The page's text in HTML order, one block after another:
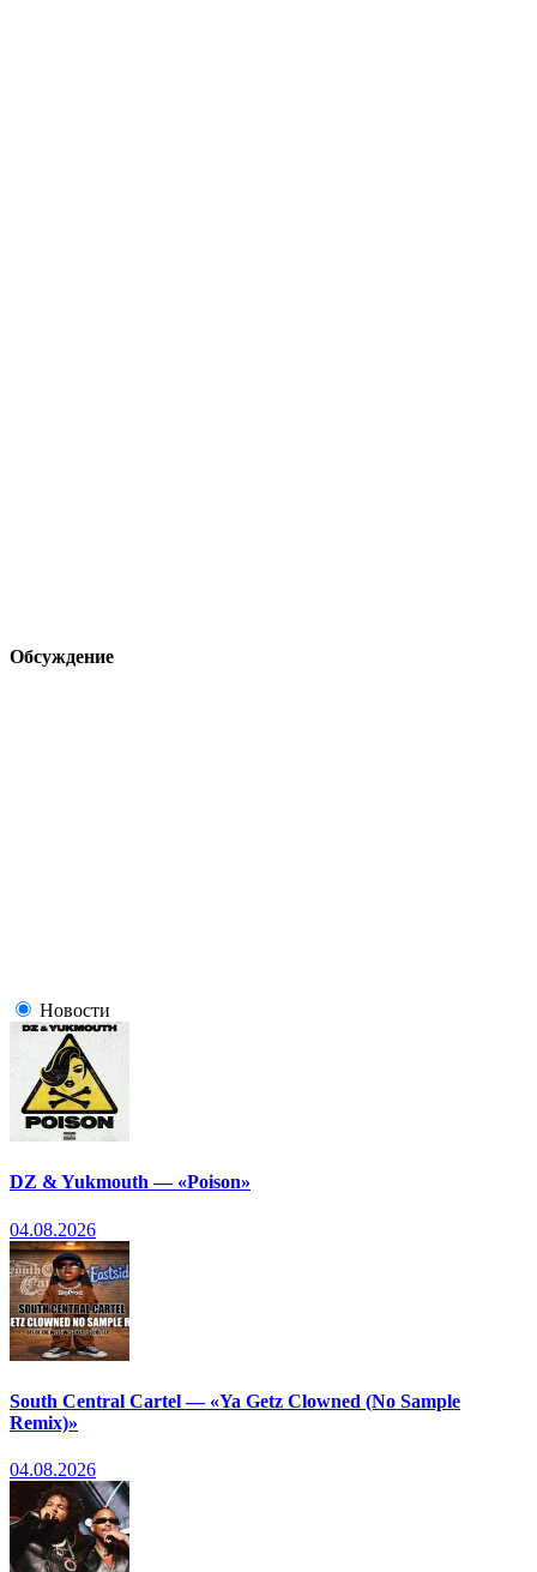
Обсуждение
Новости
DZ & Yukmouth — «Poison»
04.08.2026
South Central Cartel — «Ya Getz Clowned (No Sample
Remix)»
04.08.2026